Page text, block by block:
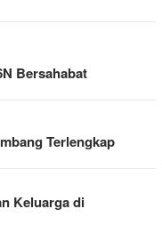
Bersahabat
Terlengkap
Keluarga di